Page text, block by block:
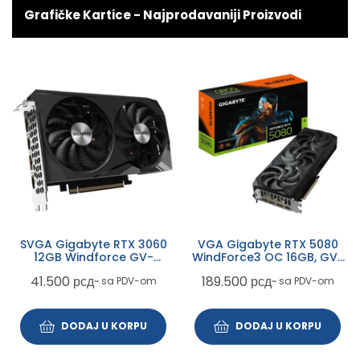
Grafičke Kartice - Najprodavaniji Proizvodi
SVGA Gigabyte RTX 3060
12GB Windforce GV-
41.500 рсд~ sa PDV-om
DODAJ U KORPU
VGA Gigabyte RTX 5080
WindForce3 OC 16GB, GV-
189.500 рсд~ sa PDV-om
DODAJ U KORPU